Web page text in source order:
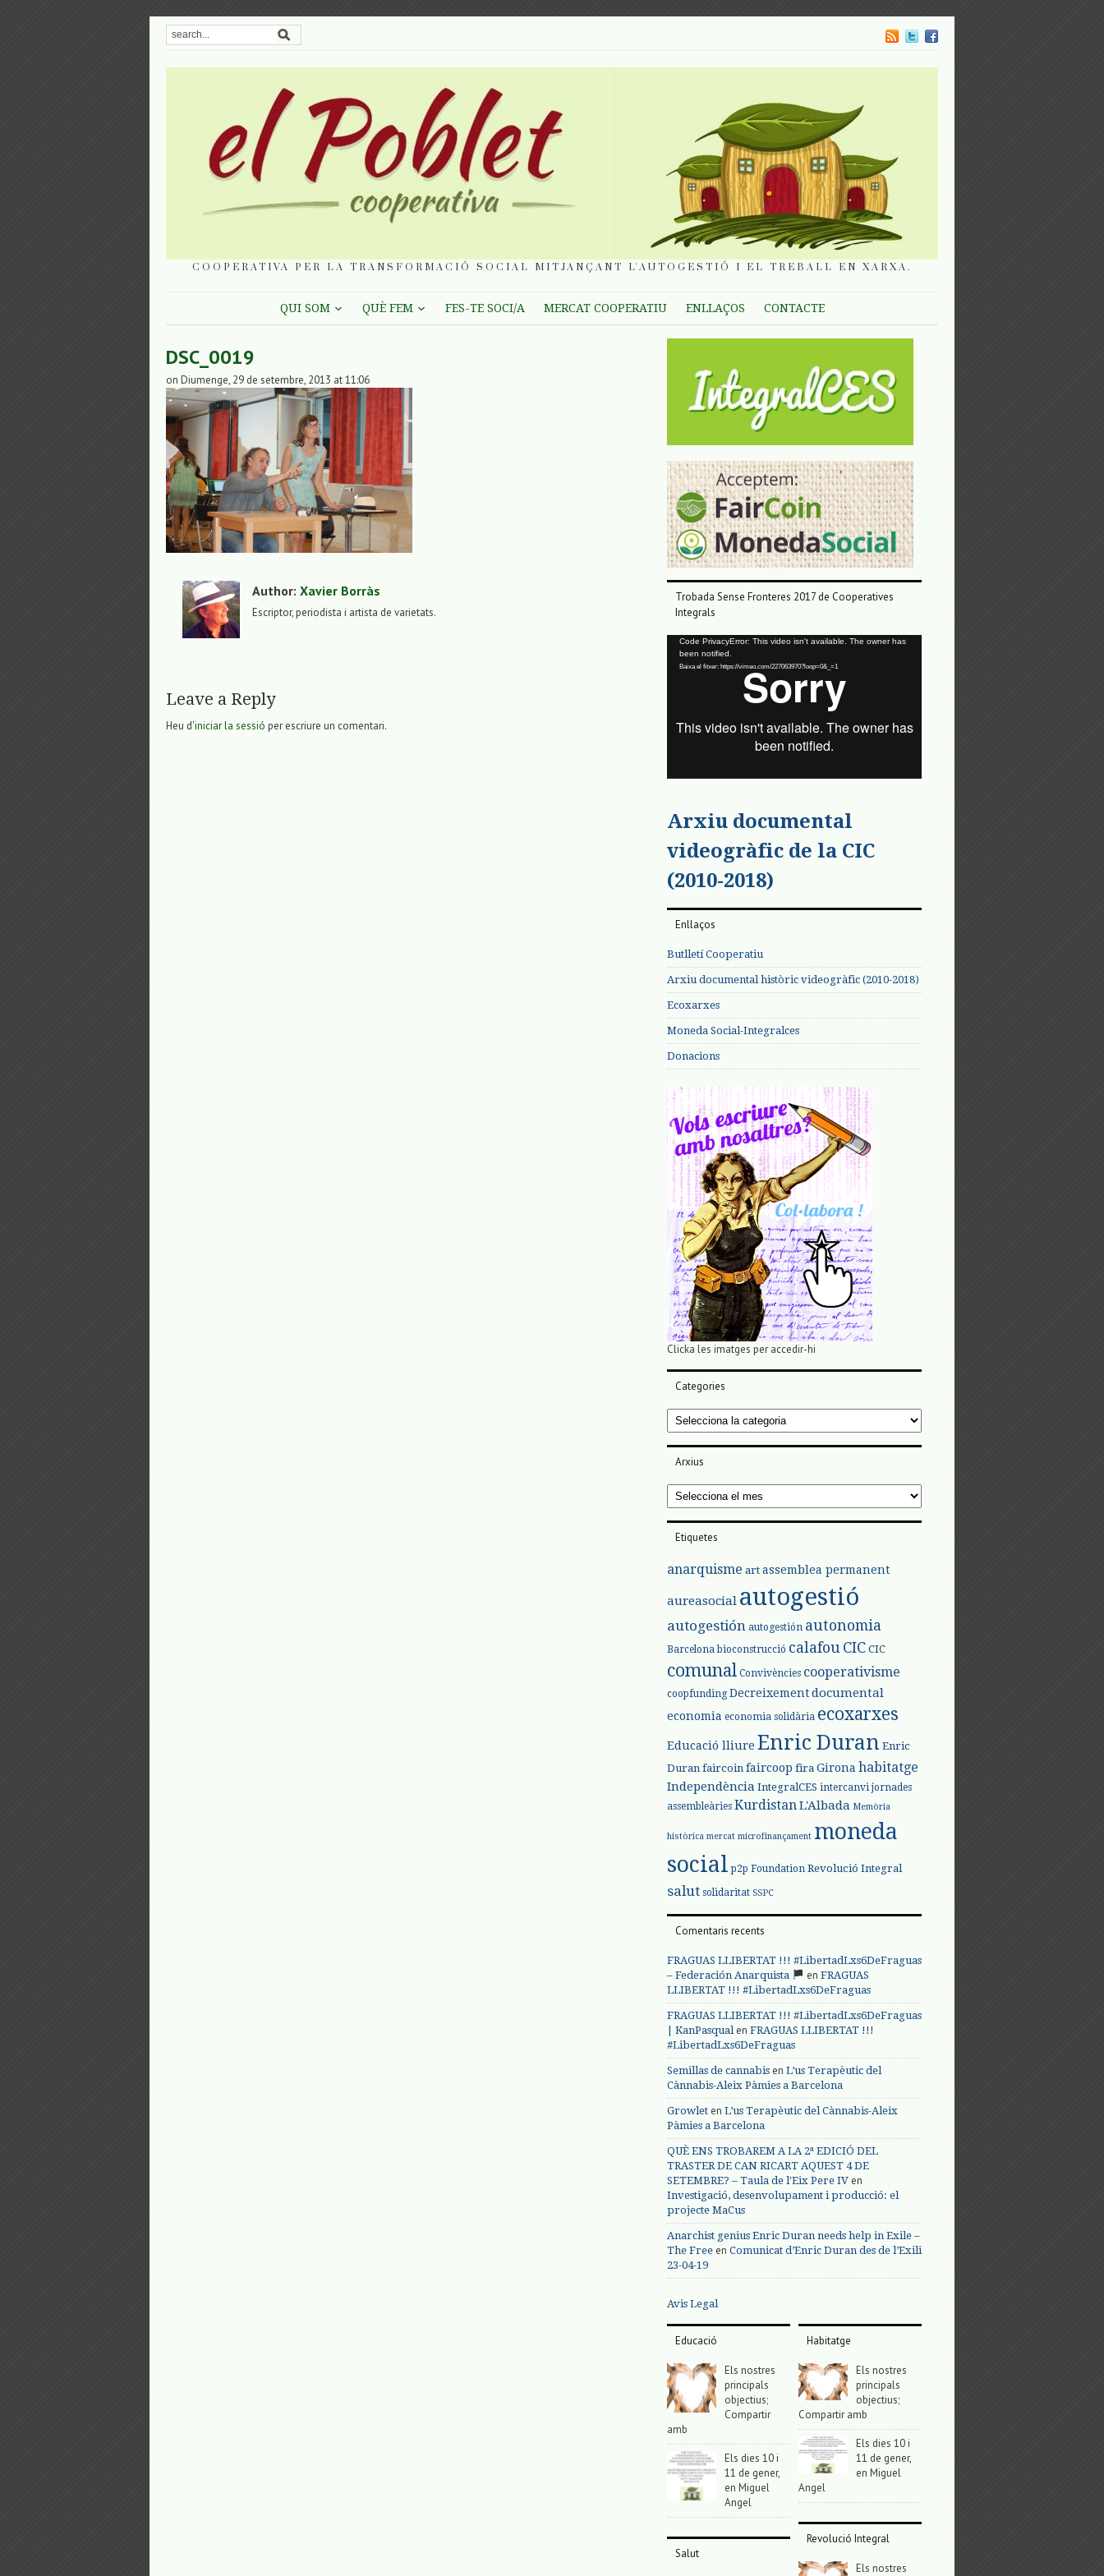
COOPERATIVA PER LA TRANSFORMACIÓ SOCIAL MITJANÇANT L'AUTOGESTIÓ I EL TREBALL EN XARXA.
QUI SOM QUÈ FEM FES-TE SOCI/A MERCAT COOPERATIU ENLLAÇOS CONTACTE
DSC_0019
on Diumenge, 29 de setembre, 2013 at 11:06
Author: Xavier Borràs
Escriptor, periodista i artista de varietats.
Leave a Reply
Heu d'iniciar la sessió per escriure un comentari.
Trobada Sense Fronteres 2017 de Cooperatives
Integrals
Reproductor
vídeo
Code PrivacyError: This video isn't available. The owner has
been notified.
Baixa el fitxer: https://vimeo.com/227063970?loop=0&_=1
Arxiu documental
videogràfic de la CIC
(2010-2018)
Enllaços
Butlletí Cooperatiu
Arxiu documental històric videogràfic (2010-2018)
Ecoxarxes
Moneda Social-Integralces
Donacions
Clicka les imatges per accedir-hi
Categories
Categories
Arxius
Arxius
Etiquetes
anarquisme art assemblea permanent
aureasocial autogestió
autogestión autogestión autonomia
Barcelona bioconstrucció calafou CIC CIC
comunal Convivències cooperativisme
coopfunding Decreixementdocumental
economia economia solidària ecoxarxes
Educació lliure Enric Duran Enric
Duran faircoin faircoop fira Girona habitatge
Independència IntegralCES intercanvi jornades
assembleàries Kurdistan L'Albada Memòria
històrica mercat microfinançament moneda
social p2p Foundation Revolució Integral
salut solidaritat SSPC
Comentaris recents
FRAGUAS LLIBERTAT !!! #LibertadLxs6DeFraguas
– Federación Anarquista
en FRAGUAS
LLIBERTAT !!! #LibertadLxs6DeFraguas
FRAGUAS LLIBERTAT !!! #LibertadLxs6DeFraguas
| KanPasqualen FRAGUAS LLIBERTAT !!!
#LibertadLxs6DeFraguas
Semillas de cannabis en L’us Terapèutic del
Cànnabis-Aleix Pàmies a Barcelona
Growlet en L’us Terapèutic del Cànnabis-Aleix
Pàmies a Barcelona
QUÈ ENS TROBAREM A LA 2ª EDICIÓ DEL
TRASTER DE CAN RICART AQUEST 4 DE
SETEMBRE? – Taula de l'Eix Pere IV en
Investigació, desenvolupament i producció: el
projecte MaCus
Anarchist genius Enric Duran needs help in Exile –
The Free en Comunicat d’Enric Duran des de l’Exili
23-04-19
Avis Legal
Educació
Els nostres
principals
objectius;
Compartir
amb
Els dies 10 i
11 de gener,
en Miguel
Angel
Salut
Habitatge
Els nostres
principals
objectius;
Compartir amb
Els dies 10 i
11 de gener,
en Miguel
Angel
Revolució Integral
Els nostres